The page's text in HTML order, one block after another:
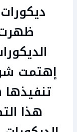
ديكورات
ظهرت
إهتمت
هذا